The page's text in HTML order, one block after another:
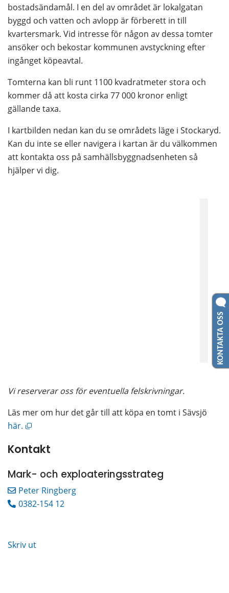
bostadsändamål. I en del av området är lokalgatan
byggd och vatten och avlopp är förberett in till
kvartersmark. Vid intresse för någon av dessa tomter
ansöker och bekostar kommunen avstyckning efter
ingånget köpeavtal.
Tomterna kan bli runt 1100 kvadratmeter stora och
kommer då att kosta cirka 77 000 kronor enligt
gällande taxa.
I kartbilden nedan kan du se områdets läge i Stockaryd.
Kan du inte se eller navigera i kartan är du välkommen
att kontakta oss på samhällsbyggnadsenheten så
hjälper vi dig.
Vi reserverar oss för eventuella felskrivningar.
Läs mer om hur det går till att köpa en tomt i Sävsjö
här.
Kontakt
Mark- och exploateringsstrateg
Peter Ringberg
0382-154 12
Skriv ut
KONTAKTA OSS